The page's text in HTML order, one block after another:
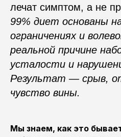
лечат симптом, а не
99% диет основаны
ограничениях и
реальной причине
усталости и
Результат — срыв,
чувство вины.
Мы знаем, как это